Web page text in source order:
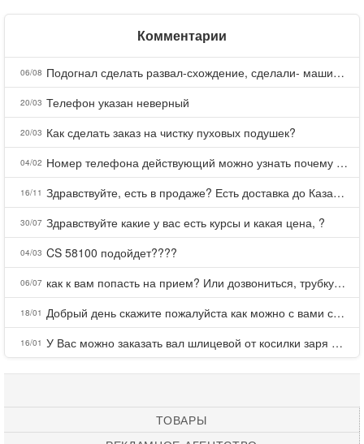
Комментарии
06/08 Подогнал сделать развал-схождение, сделали- машина уходит на право и колеса проверил все хорошо с атмосферами ужас как можно делать авто, не ужели не берегут свою репутацию, не советую.
20/03 Телефон указан неверный
20/03 Как сделать заказ на чистку пуховых подушек?
04/02 Номер телефона действующий можно узнать почему номер неправельный
16/11 Здравствуйте, есть в продаже? Есть доставка до Казани?
30/07 Здравствуйте какие у вас есть курсы и какая цена, ?
04/03 CS 58100 подойдет????
06/07 как к вам попасть на прием? Или дозвониться, трубку не берете.
18/01 Добрый день скажите пожалуйста как можно с вами связаться . Телефон не отвечает .Заказала кухню в тц Хороший есть претензии а менеджер контактов не дает .Что делать?
16/01 У Вас можно заказать вал шлицевой от косилки заря для мтз, который соединяет мотоблок с косилкой.?
ТОВАРЫ